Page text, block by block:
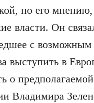
по его мнению,
власти. Он
с возможным
выступить в
о
Владимира